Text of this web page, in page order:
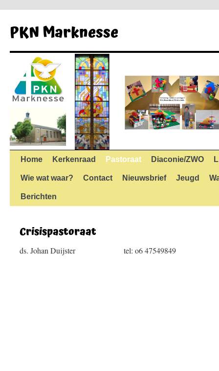
de
inhoud
PKN Marknesse
Home Kerkenraad Pastoraat Diaconie/ZWO
Wie wat waar? Contact Nieuwsbrief Jeugd
Berichten
Crisispastoraat
ds. Johan Duijster tel: o6 47549849